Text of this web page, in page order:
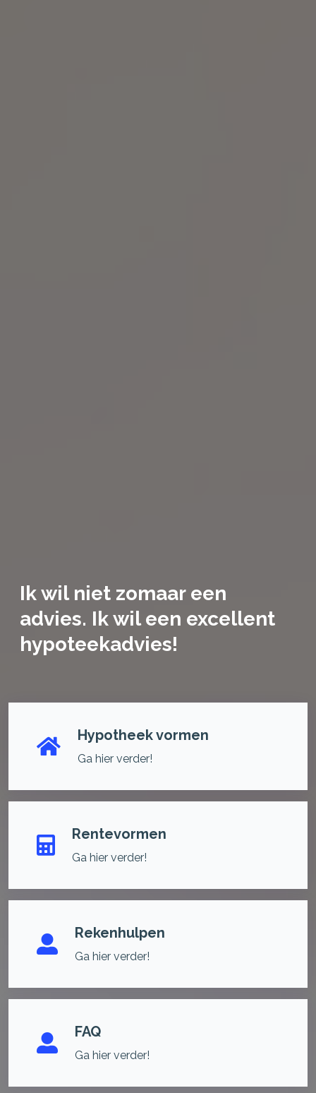
Ik wil niet zomaar een
advies. Ik wil een excellent
hypoteekadvies!
Hypotheek vormen
Ga hier verder!
Rentevormen
Ga hier verder!
Rekenhulpen
Ga hier verder!
FAQ
Ga hier verder!